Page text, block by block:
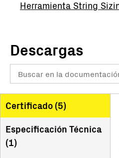
Herramienta String
Descargas
Certificado (5)
Especificación Técnica
(1)